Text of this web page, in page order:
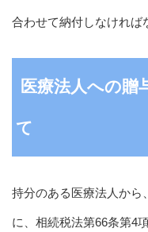
合わせて納付しなければ
医療法人への贈
て
持分のある医療法人から
に、相続税法第66条第4